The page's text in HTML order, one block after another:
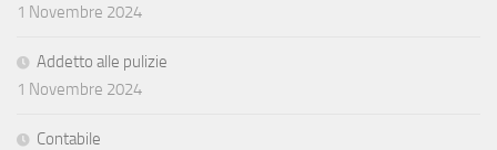
1 Novembre 2024
Addetto alle pulizie
1 Novembre 2024
Contabile